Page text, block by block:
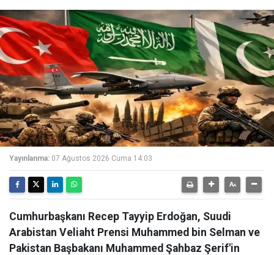
Yayınlanma: 07 Ağustos 2026 Cuma 14:03
Cumhurbaşkanı Recep Tayyip Erdoğan, Suudi
Arabistan Veliaht Prensi Muhammed bin Selman ve
Pakistan Başbakanı Muhammed Şahbaz Şerif'in